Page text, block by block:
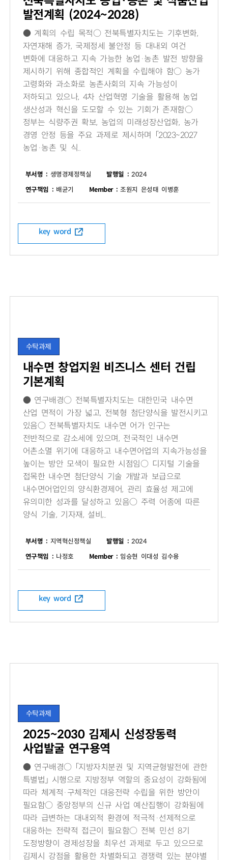
발전계획 (2024~2028)
● 계획의 수립 목적○ 전북특별자치도는 기후변화,
자연재해 증가, 국제정세 불안정 등 대내외 여건
변화에 대응하고 지속 가능한 농업·농촌 발전 방향을
제시하기 위해 종합적인 계획을 수립해야 함○ 농가
고령화와 과소화로 농촌사회의 지속 가능성이
저하되고 있으나, 4차 산업혁명 기술을 활용해 농업
생산성과 혁신을 도모할 수 있는 기회가 존재함○
정부는 식량주권 확보, 농업의 미래성장산업화, 농가
경영 안정 등을 주요 과제로 제시하며 「2023~2027
농업·농촌 및 식..
부서명 : 생명경제정책실 발행일 : 2024
연구책임 : 배균기 Member : 조원지 은성태 이병훈
key word
수탁과제
내수면 창업지원 비즈니스 센터 건립
기본계획
● 연구배경○ 전북특별자치도는 대한민국 내수면
산업 면적이 가장 넓고, 전북형 첨단양식을 발전시키고
있음○ 전북특별자치도 내수면 어가 인구는
전반적으로 감소세에 있으며, 전국적인 내수면
어촌소멸 위기에 대응하고 내수면어업의 지속가능성을
높이는 방안 모색이 필요한 시점임○ 디지털 기술을
접목한 내수면 첨단양식 기술 개발과 보급으로
내수면어업인의 양식환경제어, 관리 효율성 제고에
유의미한 성과를 달성하고 있음○ 주력 어종에 따른
양식 기술, 기자재, 설비,..
부서명 : 지역혁신정책실 발행일 : 2024
연구책임 : 나정호 Member : 임승현 이대성 김수용
key word
수탁과제
2025~2030 김제시 신성장동력
사업발굴 연구용역
● 연구배경○ 「지방자치분권 및 지역균형발전에 관한
특별법」 시행으로 지방정부 역할의 중요성이 강화됨에
따라 체계적·구체적인 대응전략 수립을 위한 방안이
필요함○ 중앙정부의 신규 사업 예산집행이 강화됨에
따라 급변하는 대내외적 환경에 적극적·선제적으로
대응하는 전략적 접근이 필요함○ 전북 민선 8기
도정방향이 경제성장을 최우선 과제로 두고 있으므로
김제시 강점을 활용한 차별화되고 경쟁력 있는 분야별